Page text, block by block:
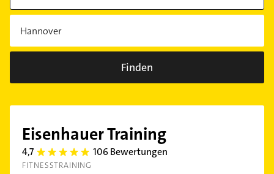
Finden
Eisenhauer Training
4,7 4.7000003 106 Bewertungen
FITNESSTRAINING